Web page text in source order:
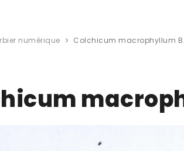
numérique Colchicum macrophyllum